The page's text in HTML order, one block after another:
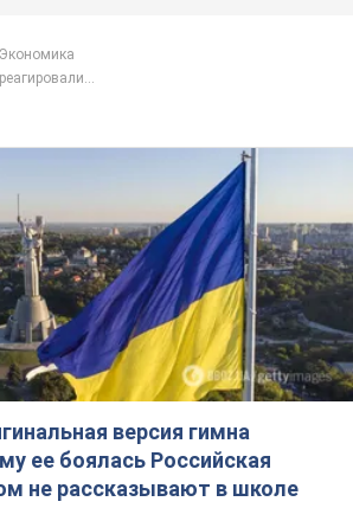
версия гимна
ее боялась Российская
не рассказывают в школе